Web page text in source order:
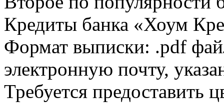
Кредиты банка «Хоум
Формат выписки: .pdf
электронную почту,
Требуется предоставить